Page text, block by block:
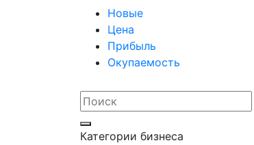
Новые
Цена
Прибыль
Окупаемость
Категории бизнеса